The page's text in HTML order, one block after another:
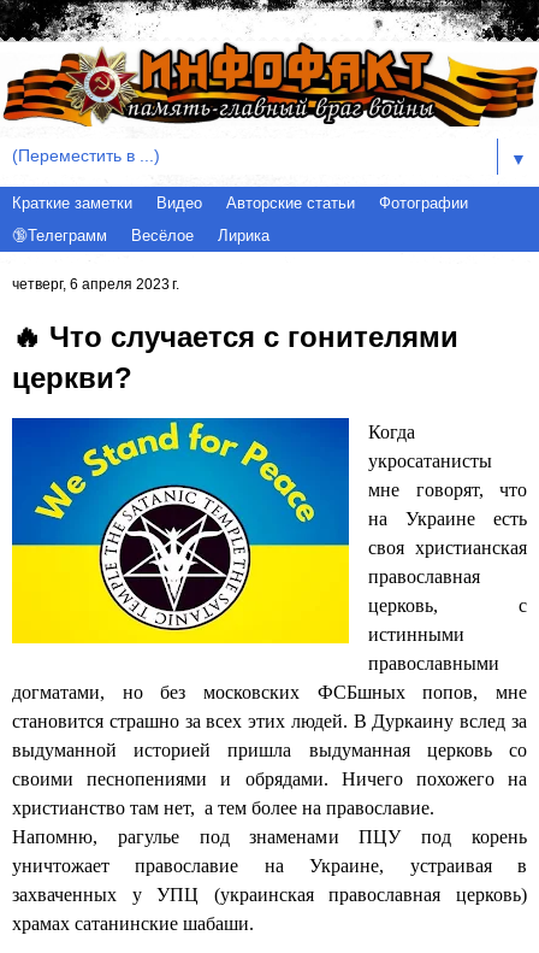
▼
Краткие заметки Видео Авторские статьи
Фотографии
🔞Телеграмм
Весёлое Лирика
четверг, 6 апреля 2023 г.
🔥 Что случается с гонителями
церкви?
Когда
укросатанисты
мне говорят, что
на Украине есть
своя христианская
православная
церковь, с
истинными
православными
догматами, но без московских ФСБшных попов, мне
становится страшно за всех этих людей. В Дуркаину вслед за
выдуманной историей пришла выдуманная церковь со
своими песнопениями и обрядами. Ничего похожего на
христианство там нет, а тем более на православие.
Напомню, рагулье под знаменами ПЦУ под корень
уничтожает православие на Украине, устраивая в
захваченных у УПЦ (украинская православная церковь)
храмах сатанинские шабаши.